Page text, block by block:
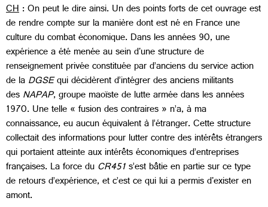
CH: On peut le dire ainsi. Un des points forts de cet ouvrage est
de rendre compte sur la manière dont est né en France une
culture du combat économique. Dans les années 90, une
expérience a été menée au sein d'une structure de
renseignement privée constituée par d’anciens du service action
de laDGSEqui décidèrent d’intégrer des anciens militants
desNAPAP, groupe maoïste de lutte armée dans les années
1970. Une telle « fusion des contraires » n’a, à ma
connaissance, eu aucun équivalent à l’étranger. Cette structure
collectait des informations pour lutter contre des intérêts étrangers
qui portaient atteinte aux intérêts économiques d’entreprises
françaises. La force duCR451s’est bâtie en partie sur ce type
de retours d’expérience, et c’est ce qui lui a permis d'exister en
amont.